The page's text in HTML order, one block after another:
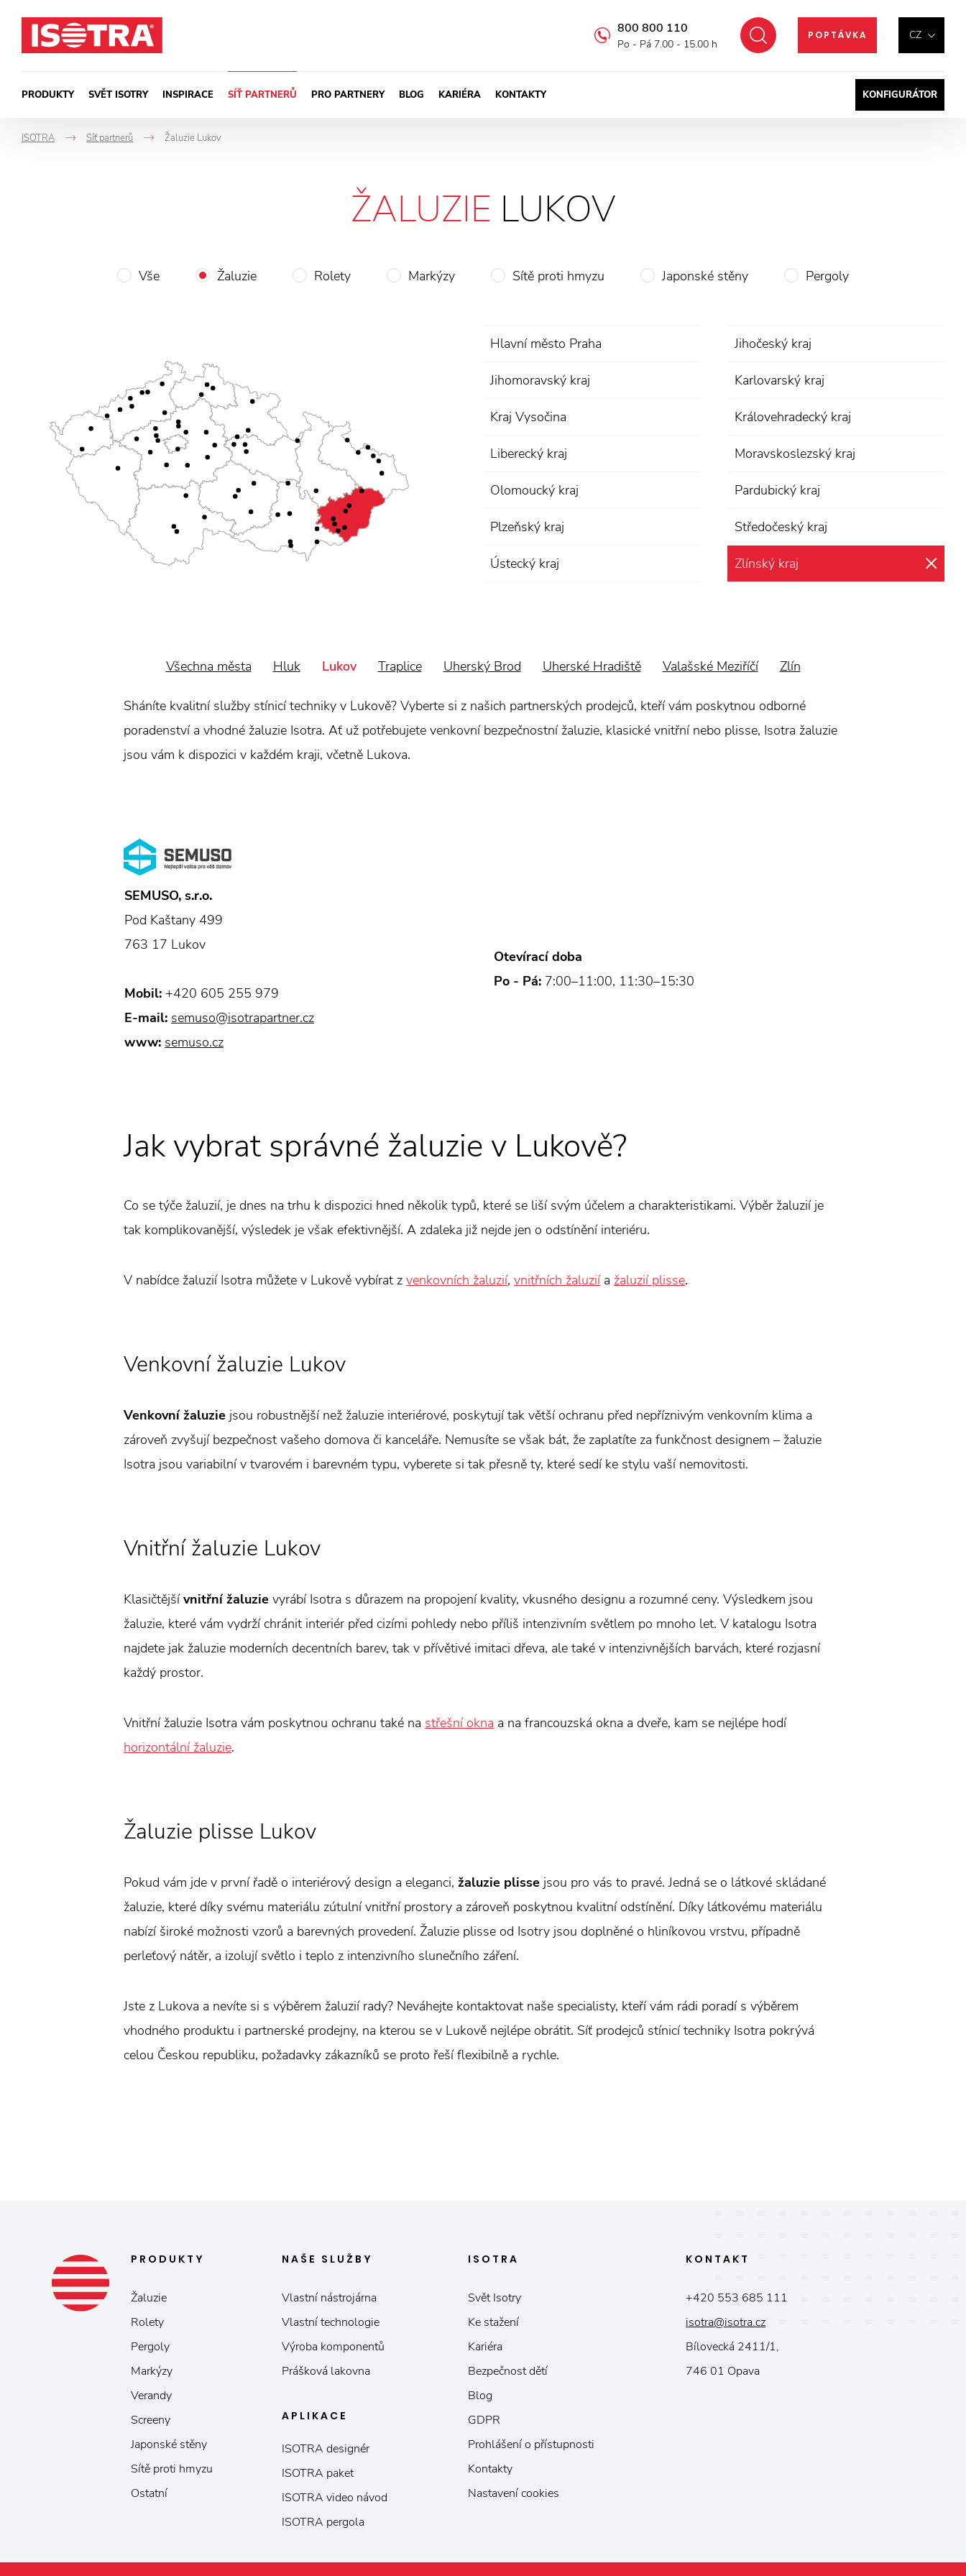
CZ
POPTÁVKA
Hledat
800 800 110
Po - Pá 7.00 - 15.00 h
PRODUKTY SVĚT ISOTRY INSPIRACE SÍŤ PARTNERŮ PRO PARTNERY BLOG KARIÉRA KONTAKTY KONFIGURÁTOR
ISOTRA
->
Síť partnerů Žaluzie Lukov
ŽALUZIE LUKOV
Vše Žaluzie Rolety Markýzy Sítě proti hmyzu Japonské stěny Pergoly
Hlavní město Praha Jihočeský kraj
Jihomoravský kraj Karlovarský kraj
Kraj Vysočina Královehradecký kraj
Liberecký kraj Moravskoslezský kraj
Olomoucký kraj Pardubický kraj
Plzeňský kraj Středočeský kraj
Ústecký kraj Zlínský kraj
Všechna města Hluk Lukov Traplice Uherský Brod Uherské Hradiště Valašské Meziříčí Zlín
Sháníte kvalitní služby stínicí techniky v Lukově? Vyberte si z našich partnerských prodejců, kteří vám poskytnou odborné
poradenství a vhodné žaluzie Isotra. Ať už potřebujete venkovní bezpečnostní žaluzie, klasické vnitřní nebo plisse, Isotra žaluzie
jsou vám k dispozici v každém kraji, včetně Lukova.
SEMUSO, s.r.o.
Pod Kaštany 499
763 17 Lukov
Mobil: +420 605 255 979
E-mail: semuso@isotrapartner.cz
www: semuso.cz
Otevírací doba
Po - Pá: 7:00–11:00, 11:30–15:30
Jak vybrat správné žaluzie v Lukově?
Co se týče žaluzií, je dnes na trhu k dispozici hned několik typů, které se liší svým účelem a charakteristikami. Výběr žaluzií je
tak komplikovanější, výsledek je však efektivnější. A zdaleka již nejde jen o odstínění interiéru.
V nabídce žaluzií Isotra můžete v Lukově vybírat z venkovních žaluzií, vnitřních žaluziía žaluzií plisse.
Venkovní žaluzie Lukov
Venkovní žaluzie jsou robustnější než žaluzie interiérové, poskytují tak větší ochranu před nepříznivým venkovním klima a
zároveň zvyšují bezpečnost vašeho domova či kanceláře. Nemusíte se však bát, že zaplatíte za funkčnost designem – žaluzie
Isotra jsou variabilní v tvarovém i barevném typu, vyberete si tak přesně ty, které sedí ke stylu vaší nemovitosti.
Vnitřní žaluzie Lukov
Klasičtějšívnitřní žaluzie vyrábí Isotra s důrazem na propojení kvality, vkusného designu a rozumné ceny. Výsledkem jsou
žaluzie, které vám vydrží chránit interiér před cizími pohledy nebo příliš intenzivním světlem po mnoho let. V katalogu Isotra
najdete jak žaluzie moderních decentních barev, tak v přívětivé imitaci dřeva, ale také v intenzivnějších barvách, které rozjasní
každý prostor.
Vnitřní žaluzie Isotra vám poskytnou ochranu také na střešní okna a na francouzská okna a dveře, kam se nejlépe hodí
horizontální žaluzie.
Žaluzie plisse Lukov
Pokud vám jde v první řadě o interiérový design a eleganci, žaluzie plisse jsou pro vás to pravé. Jedná se o látkové skládané
žaluzie, které díky svému materiálu zútulní vnitřní prostory a zároveň poskytnou kvalitní odstínění. Díky látkovému materiálu
nabízí široké možnosti vzorů a barevných provedení. Žaluzie plisse od Isotry jsou doplněné o hliníkovou vrstvu, případně
perleťový nátěr, a izolují světlo i teplo z intenzivního slunečního záření.
Jste z Lukova a nevíte si s výběrem žaluzií rady? Neváhejte kontaktovat naše specialisty, kteří vám rádi poradí s výběrem
vhodného produktu i partnerské prodejny, na kterou se v Lukově nejlépe obrátit. Síť prodejců stínicí techniky Isotra pokrývá
celou Českou republiku, požadavky zákazníků se proto řeší flexibilně a rychle.
PRODUKTY
Žaluzie
Rolety
Pergoly
Markýzy
Verandy
Screeny
Japonské stěny
Sítě proti hmyzu
Ostatní
NAŠE SLUŽBY
Vlastní nástrojárna
Vlastní technologie
Výroba komponentů
Prášková lakovna
APLIKACE
ISOTRA designér
ISOTRA paket
ISOTRA video návod
ISOTRA pergola
ISOTRA
Svět Isotry
Ke stažení
Kariéra
Bezpečnost dětí
Blog
GDPR
Prohlášení o přístupnosti
Kontakty
Nastavení cookies
KONTAKT
+420 553 685 111
isotra@isotra.cz
Bílovecká 2411/1,
746 01 Opava